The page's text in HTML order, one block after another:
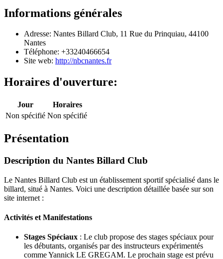
Informations générales
Adresse: Nantes Billard Club, 11 Rue du Prinquiau, 44100
Nantes
Téléphone: +33240466654
Site web: http://nbcnantes.fr
Horaires d'ouverture:
Jour
Horaires
Non spécifié Non spécifié
Présentation
Description du Nantes Billard Club
Le Nantes Billard Club est un établissement sportif spécialisé dans le
billard, situé à Nantes. Voici une description détaillée basée sur son
site internet :
Activités et Manifestations
Stages Spéciaux : Le club propose des stages spéciaux pour
les débutants, organisés par des instructeurs expérimentés
comme Yannick LE GREGAM. Le prochain stage est prévu